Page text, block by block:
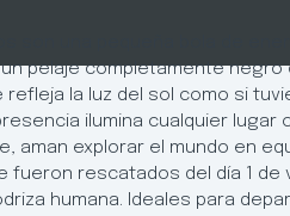
pelaje completamente negro
la luz del sol como si
ilumina cualquier lugar
aman explorar el mundo en
fueron rescatados del día 1 de
humana. Ideales para